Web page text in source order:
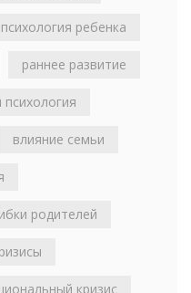
психология ребенка
раннее развитие
психология
влияние семьи
родителей
кризис